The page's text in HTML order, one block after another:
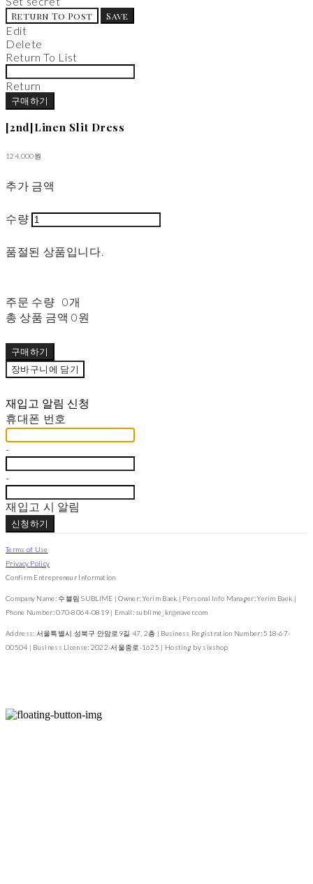
Return To Post Save
Edit
Delete
Return To List
Return
구매하기
[2nd]Linen Slit Dress
124,000원
추가 금액
수량
품절된 상품입니다.
주문 수량 0개
총 상품 금액 0원
구매하기
장바구니에 담기
재입고 알림 신청
휴대폰 번호
-
-
재입고 시 알림
신청하기
Terms of Use
Privacy Policy
Confirm Entrepreneur Information
Company Name: 수블림 SUBLIME | Owner: Yerim Baek | Personal Info Manager: Yerim Baek |
Phone Number: 070-8064-0819 | Email: sublime_kr@naver.com
Address: 서울특별시 성북구 안암로9길 47, 2층 | Business Registration Number: 518-67-
00504 | Business License: 2022-서울종로-1625 | Hosting by sixshop